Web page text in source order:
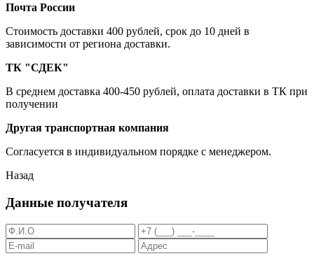
Почта России
Cтоимость доставки 400 рублей, срок до 10 дней в
зависимости от региона доставки.
ТК "СДЕК"
В среднем доставка 400-450 рублей, оплата доставки в ТК при
получении
Другая транспортная компания
Согласуется в индивидуальном порядке с менеджером.
Назад
Данные получателя